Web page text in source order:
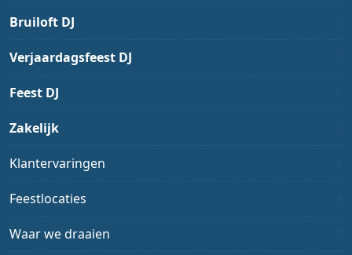
Bruiloft DJ
Verjaardagsfeest DJ
Feest DJ
Zakelijk
Klantervaringen
Feestlocaties
Waar we draaien